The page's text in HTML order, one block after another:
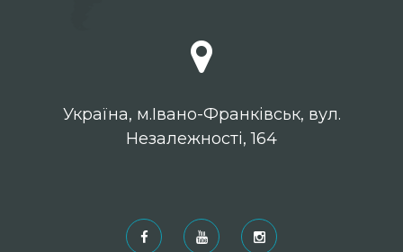
Українa, м.Івано-Франківськ, вул.
Незалежності, 164